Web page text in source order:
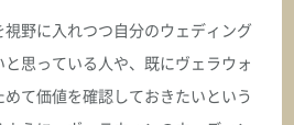
野に入れつつ自分のウェディング
思っている人や、既にヴェラウォ
て価値を確認しておきたいという